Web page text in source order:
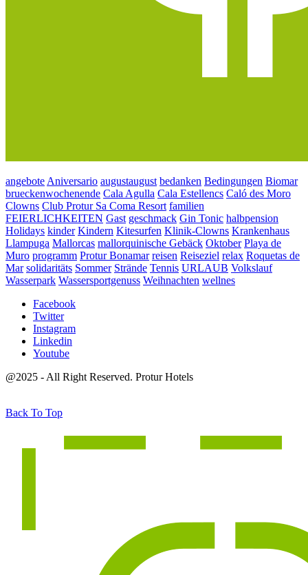
angebote Aniversario augustaugust bedanken Bedingungen Biomar
brueckenwochenende Cala Agulla Cala Estellencs Caló des Moro
Clowns Club Protur Sa Coma Resort familien
FEIERLICHKEITEN Gast geschmack Gin Tonic halbpension
Holidays kinder Kindern Kitesurfen Klinik-Clowns Krankenhaus
Llampuga Mallorcas mallorquinische Gebäck Oktober Playa de
Muro programm Protur Bonamar reisen Reiseziel relax Roquetas de
Mar solidaritäts Sommer Strände Tennis URLAUB Volkslauf
Wasserpark Wassersportgenuss Weihnachten wellnes
Facebook
Twitter
Instagram
Linkedin
Youtube
@2025 - All Right Reserved. Protur Hotels
Back To Top